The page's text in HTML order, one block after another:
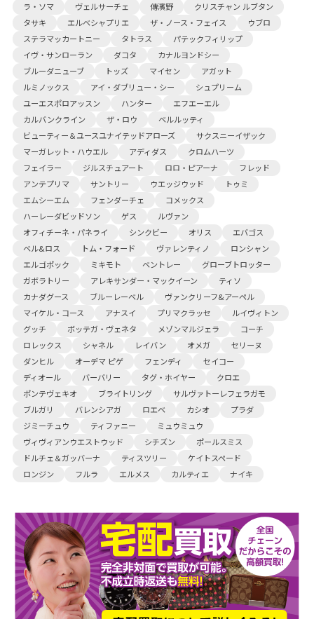
ラ・ソマ
ヴェルサーチェ 傳濱野
クリスチャン ルブタン
タサキ
エルベシャプリエ ザ・ノース・フェイス
ウブロ
ステラマッカートニー
タトラス
パテックフィリップ
イヴ・サンローラン
ダコタ
カナルヨンドシー
ブルーダニューブ
トッズ マイセン
アガット
ルミノックス
アイ・ダブリュー・シー
シュプリーム
ユーエスポロアッスン
ハンター
エフエーエル
カルバンクライン
ザ・ロウ
ベルルッティ
ビューティー＆ユースユナイテッドアローズ
サクスニーイザック
マーガレット・ハウエル
アディダス
クロムハーツ
フェイラー
ジルスチュアート ロロ・ピアーナ
フレッド
アンテプリマ
サントリー ウエッジウッド
トゥミ
エムシーエム
フェンダーチェ
コメックス
ハーレーダビッドソン
ゲス
ルヴァン
オフィチーネ・パネライ
シンクビー オリス
エバゴス
ベル&ロス
トム・フォード ヴァレンティノ
ロンシャン
エルゴポック
ミキモト ベントレー
グローブトロッター
ガボラトリー
アレキサンダー・マックイーン
ティソ
カナダグース
ブルーレーベル
ヴァンクリーフ&アーペル
マイケル・コース
アナスイ プリマクラッセ
ルイヴィトン
グッチ
ボッテガ・ヴェネタ メゾンマルジェラ
コーチ
ロレックス
シャネル レイバン オメガ
セリーヌ
ダンヒル
オーデマ ピゲ フェンディ
セイコー
ディオール
バーバリー タグ・ホイヤー
クロエ
ポンテヴェキオ
ブライトリング
サルヴァトーレフェラガモ
ブルガリ
バレンシアガ ロエベ カシオ
プラダ
ジミーチュウ
ティファニー
ミュウミュウ
ヴィヴィアンウエストウッド
シチズン
ポールスミス
ドルチェ＆ガッバーナ
ティスツリー
ケイトスペード
ロンジン
フルラ エルメス カルティエ ナイキ